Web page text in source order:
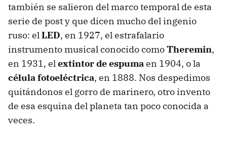
también se salieron del marco temporal de esta
serie de post y que dicen mucho del ingenio
ruso: elLED, en 1927, el estrafalario
instrumento musical conocido comoTheremin,
en 1931, elextintor de espumaen 1904, o la
célula fotoeléctrica, en 1888. Nos despedimos
quitándonos el gorro de marinero, otro invento
de esa esquina del planeta tan poco conocida a
veces.